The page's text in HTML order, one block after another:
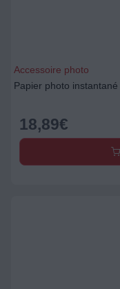
Accessoire photo
Papier photo
18,89€